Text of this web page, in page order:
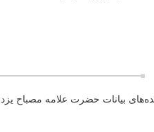
بیانات حضرت علامه مصباح